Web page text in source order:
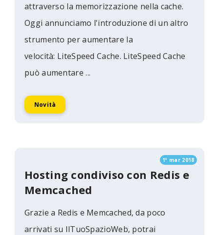
attraverso la memorizzazione nella cache.
Oggi annunciamo l'introduzione di un altro
strumento per aumentare la
velocità: LiteSpeed Cache. LiteSpeed Cache
può aumentare ...
Novità
1º mar 2018
Hosting condiviso con Redis e
Memcached
Grazie a Redis e Memcached, da poco
arrivati ​​su IlTuoSpazioWeb, potrai